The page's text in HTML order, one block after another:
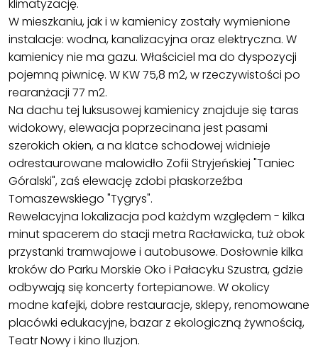
klimatyzację.
W mieszkaniu, jak i w kamienicy zostały wymienione
instalacje: wodna, kanalizacyjna oraz elektryczna. W
kamienicy nie ma gazu. Właściciel ma do dyspozycji
pojemną piwnicę. W KW 75,8 m2, w rzeczywistości po
rearanżacji 77 m2.
Na dachu tej luksusowej kamienicy znajduje się taras
widokowy, elewacja poprzecinana jest pasami
szerokich okien, a na klatce schodowej widnieje
odrestaurowane malowidło Zofii Stryjeńskiej "Taniec
Góralski", zaś elewację zdobi płaskorzeźba
Tomaszewskiego "Tygrys".
Rewelacyjna lokalizacja pod każdym względem - kilka
minut spacerem do stacji metra Racławicka, tuż obok
przystanki tramwajowe i autobusowe. Dosłownie kilka
kroków do Parku Morskie Oko i Pałacyku Szustra, gdzie
odbywają się koncerty fortepianowe. W okolicy
modne kafejki, dobre restauracje, sklepy, renomowane
placówki edukacyjne, bazar z ekologiczną żywnością,
Teatr Nowy i kino Iluzjon.